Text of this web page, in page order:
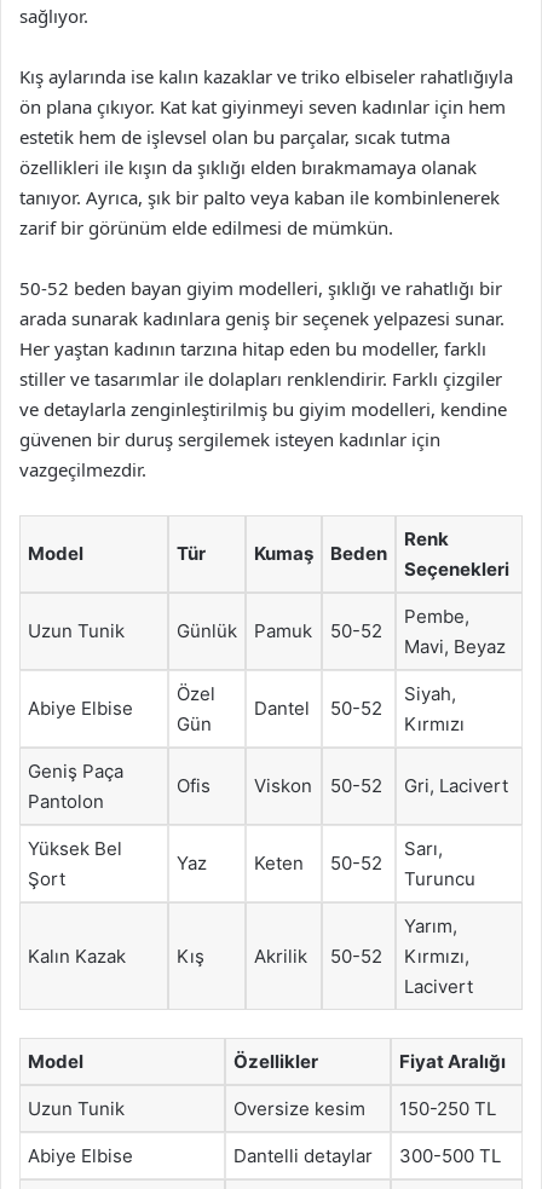
sağlıyor.
Kış aylarında ise kalın kazaklar ve triko elbiseler rahatlığıyla
ön plana çıkıyor. Kat kat giyinmeyi seven kadınlar için hem
estetik hem de işlevsel olan bu parçalar, sıcak tutma
özellikleri ile kışın da şıklığı elden bırakmamaya olanak
tanıyor. Ayrıca, şık bir palto veya kaban ile kombinlenerek
zarif bir görünüm elde edilmesi de mümkün.
50-52 beden bayan giyim modelleri, şıklığı ve rahatlığı bir
arada sunarak kadınlara geniş bir seçenek yelpazesi sunar.
Her yaştan kadının tarzına hitap eden bu modeller, farklı
stiller ve tasarımlar ile dolapları renklendirir. Farklı çizgiler
ve detaylarla zenginleştirilmiş bu giyim modelleri, kendine
güvenen bir duruş sergilemek isteyen kadınlar için
vazgeçilmezdir.
Model Tür Kumaş Beden
Renk
Seçenekleri
Uzun Tunik Günlük Pamuk 50-52
Pembe,
Mavi, Beyaz
Abiye Elbise
Özel
Gün
Dantel 50-52
Siyah,
Kırmızı
Geniş Paça
Pantolon
Ofis Viskon 50-52 Gri, Lacivert
Yüksek Bel
Şort
Yaz Keten 50-52
Sarı,
Turuncu
Kalın Kazak Kış Akrilik 50-52
Yarım,
Kırmızı,
Lacivert
Model Özellikler Fiyat Aralığı
Uzun Tunik Oversize kesim 150-250 TL
Abiye Elbise Dantelli detaylar 300-500 TL